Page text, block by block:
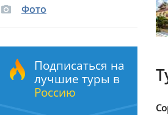
Фото
Подписаться на
лучшие туры в
Россию